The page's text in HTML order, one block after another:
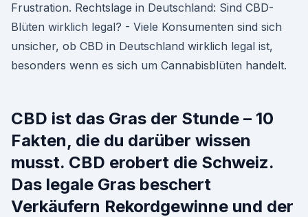
Frustration. Rechtslage in Deutschland: Sind CBD-
Blüten wirklich legal? - Viele Konsumenten sind sich
unsicher, ob CBD in Deutschland wirklich legal ist,
besonders wenn es sich um Cannabisblüten handelt.
CBD ist das Gras der Stunde – 10
Fakten, die du darüber wissen
musst. CBD erobert die Schweiz.
Das legale Gras beschert
Verkäufern Rekordgewinne und der